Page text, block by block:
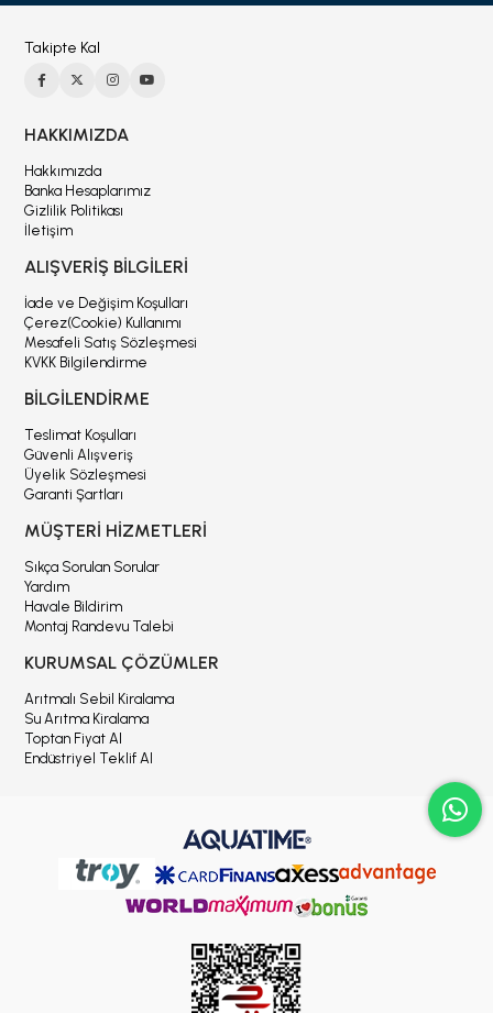
Takipte Kal
HAKKIMIZDA
Hakkımızda
Banka Hesaplarımız
Gizlilik Politikası
İletişim
ALIŞVERİŞ BİLGİLERİ
İade ve Değişim Koşulları
Çerez(Cookie) Kullanımı
Mesafeli Satış Sözleşmesi
KVKK Bilgilendirme
BİLGİLENDİRME
Teslimat Koşulları
Güvenli Alışveriş
Üyelik Sözleşmesi
Garanti Şartları
MÜŞTERİ HİZMETLERİ
Sıkça Sorulan Sorular
Yardım
Havale Bildirim
Montaj Randevu Talebi
KURUMSAL ÇÖZÜMLER
Arıtmalı Sebil Kiralama
Su Arıtma Kiralama
Toptan Fiyat Al
Endüstriyel Teklif Al